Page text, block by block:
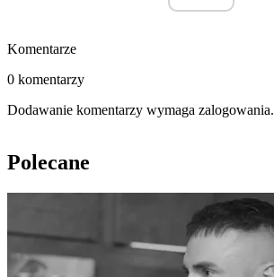
Komentarze
0 komentarzy
Dodawanie komentarzy wymaga zalogowania.
Polecane